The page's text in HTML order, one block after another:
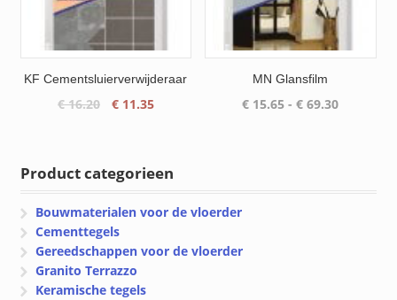
KF Cementsluierverwijderaar
€16.20
Oorspronkelijke
€11.35Huidige
MN Glansfilm
€ 15.65 - € 69.30
Product categorieen
Bouwmaterialen voor de vloerder
Cementtegels
Gereedschappen voor de vloerder
Granito Terrazzo
Keramische tegels